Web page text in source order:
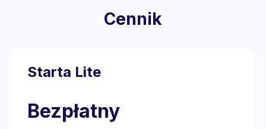
Cennik
Starta Lite
Bezpłatny